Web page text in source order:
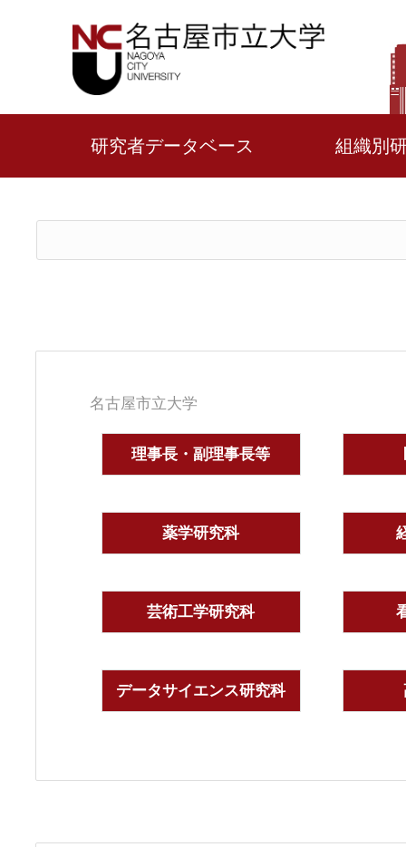
研究者データベース 組織別
名古屋市立大学
理事長・副理事長等
薬学研究科
芸術工学研究科
データサイエンス研究科